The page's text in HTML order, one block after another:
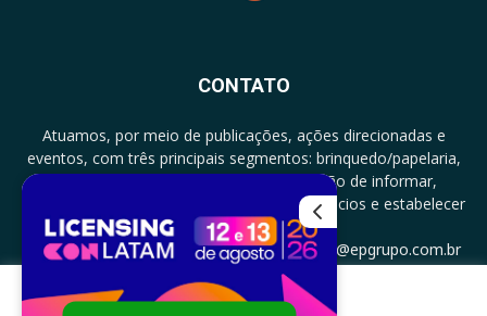
CONTATO
Atuamos, por meio de publicações, ações direcionadas e
eventos, com três principais segmentos: brinquedo/papelaria,
licenciamento e zero a três com a missão de informar,
documentar, proporcionar encontro de negócios e estabelecer
parcerias.
CONTATO: +5511994513097 - atendimento@epgrupo.com.br